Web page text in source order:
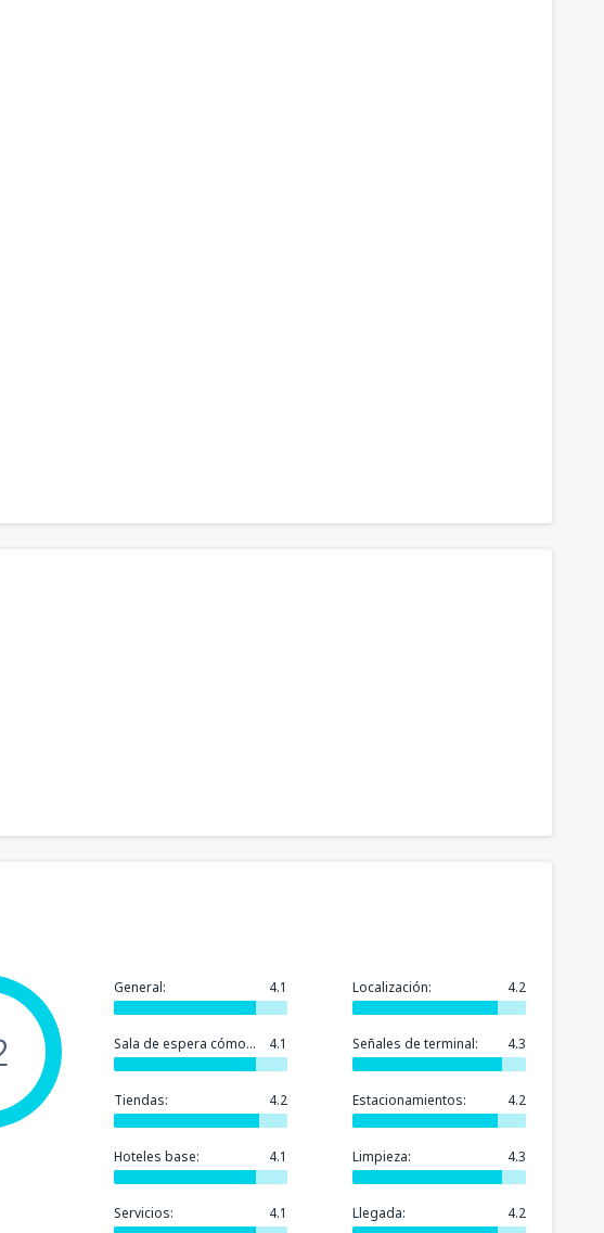
General: 4.1 Localización: 4.2
Sala de espera cómoda: 4.1 Señales de terminal: 4.3
Tiendas: 4.2 Estacionamientos: 4.2
Hoteles base: 4.1 Limpieza: 4.3
Servicios: 4.1 Llegada: 4.2